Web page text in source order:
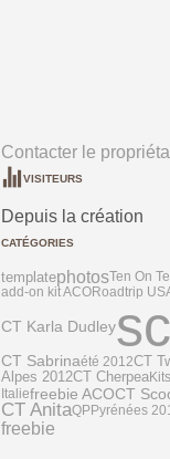
Contacter le
VISITEURS
Depuis la création
CATÉGORIES
templatephotosTen On
add-on kit ACORoadtrip
CT Karla Dudley
CT Sabrinaété 2012CT
Alpes 2012CT CherpeaKits
Italiefreebie ACOCT
CT AnitaQPPyrénées
freebie